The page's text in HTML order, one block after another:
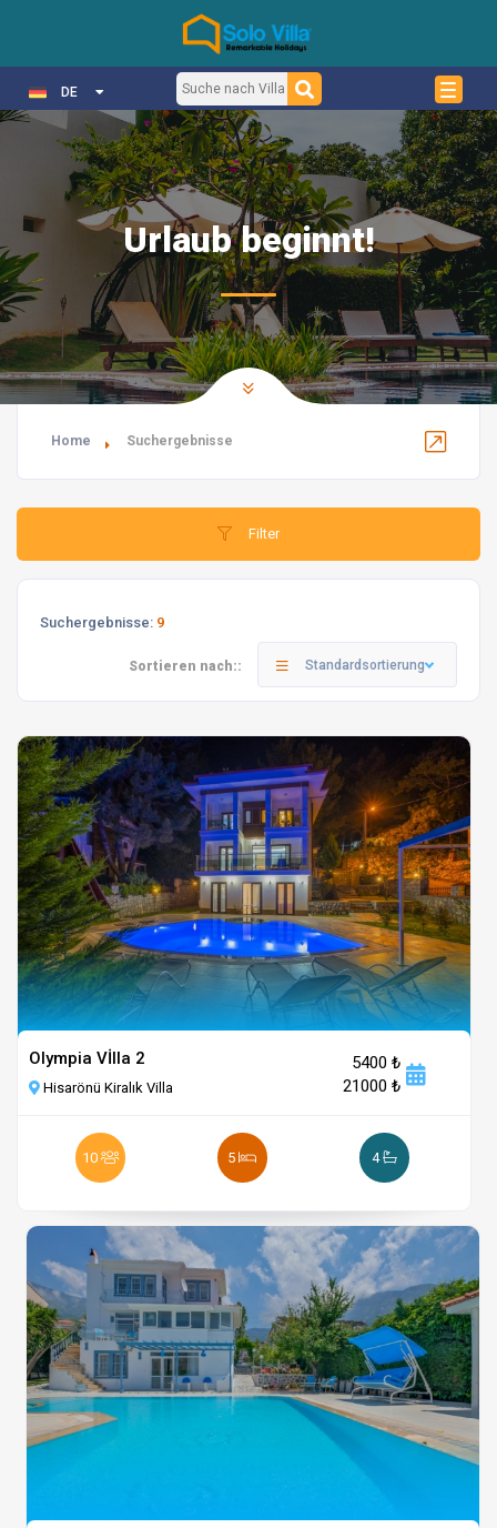
DE
Urlaub beginnt!
Home Suchergebnisse
Filter
Suchergebnisse: 9
Sortieren nach:: Standardsortierung
Olympia Vİlla 2
Hisarönü Kiralık Villa
5400 ₺
21000 ₺
10 5 4